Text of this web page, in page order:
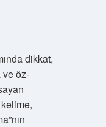
dikkat,
ve öz-